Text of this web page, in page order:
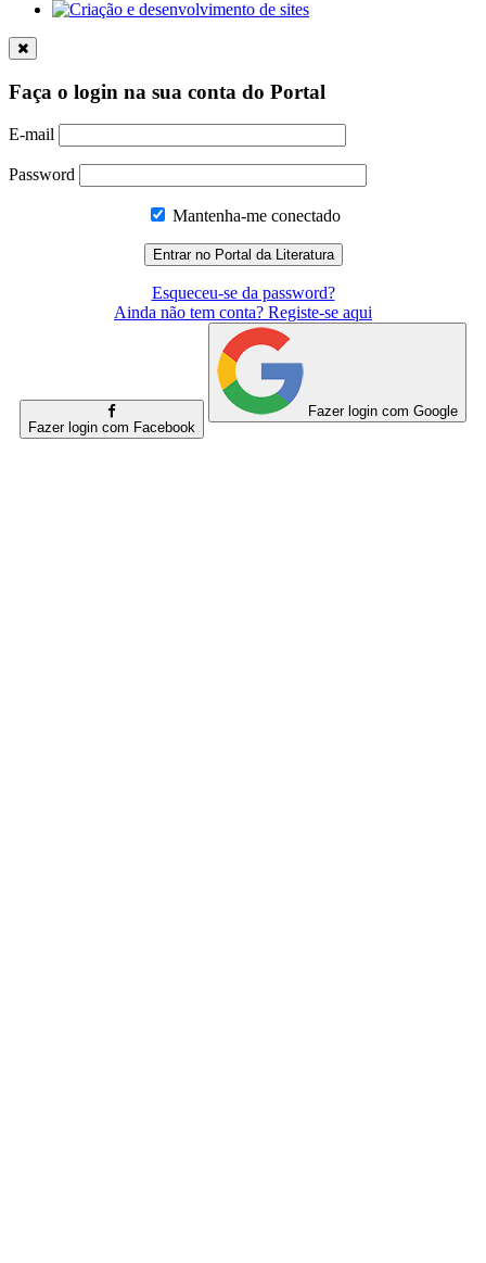
Faça o login na sua conta do Portal
E-mail
Password
Mantenha-me conectado
Esqueceu-se da password?
Ainda não tem conta? Registe-se aqui
Fazer login com Facebook
Fazer login com Google